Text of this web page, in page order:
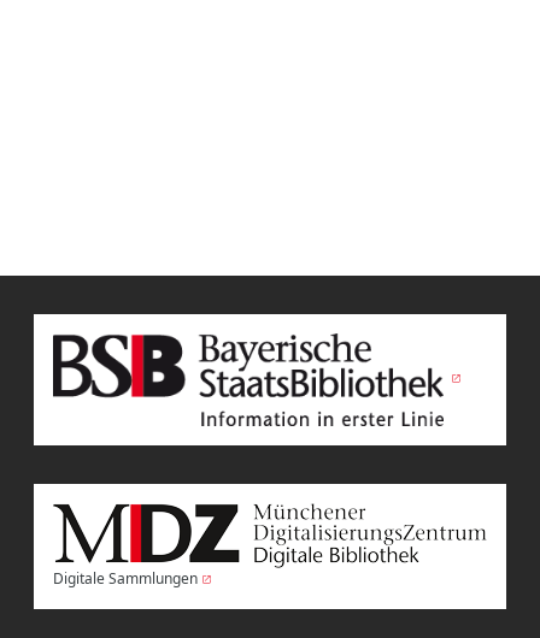
Digitale Sammlungen